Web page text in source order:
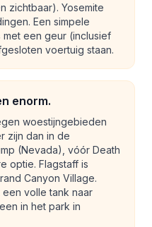
zichtbaar). Yosemite
Een simpele
met een geur (inclusief
voertuig staan.
enorm.
woestijngebieden
zijn dan in de
(Nevada), vóór Death
optie. Flagstaff is
Canyon Village.
volle tank naar
in het park in